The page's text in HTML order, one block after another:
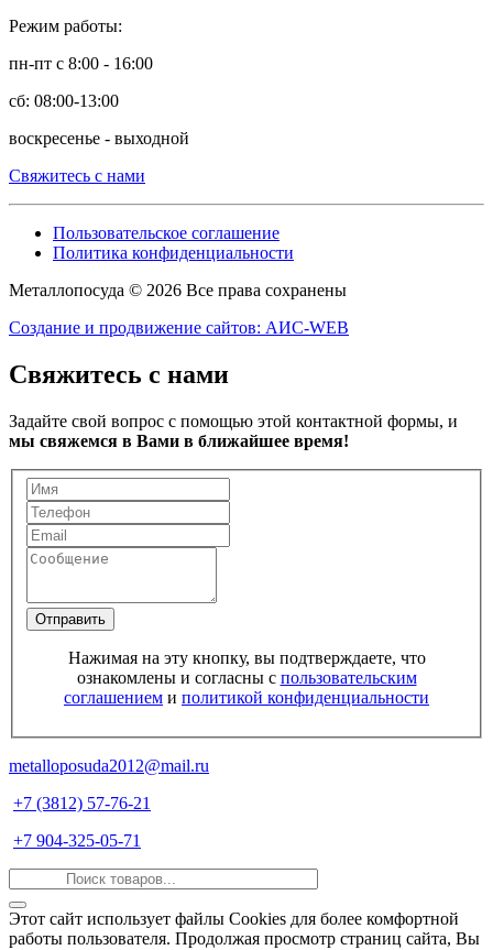
Режим работы:
пн-пт с 8:00 - 16:00
сб: 08:00-13:00
воскресенье - выходной
Свяжитесь с нами
Пользовательское соглашение
Политика конфиденциальности
Металлопосуда © 2026 Все права сохранены
Создание и продвижение сайтов: АИС-WEB
Свяжитесь с нами
Задайте свой вопрос с помощью этой контактной формы, и
мы свяжемся в Вами в ближайшее время!
Отправить
Нажимая на эту кнопку, вы подтверждаете, что
ознакомлены и согласны с пользовательским
соглашением и политикой конфиденциальности
metalloposuda2012@mail.ru
+7 (3812) 57-76-21
+7 904-325-05-71
Этот сайт использует файлы Cookies для более комфортной
работы пользователя. Продолжая просмотр страниц сайта, Вы